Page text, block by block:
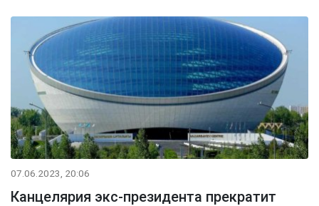
07.06.2023, 20:06
Канцелярия экс-президента прекратит